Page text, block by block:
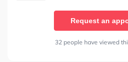
Request an
32 people have viewed